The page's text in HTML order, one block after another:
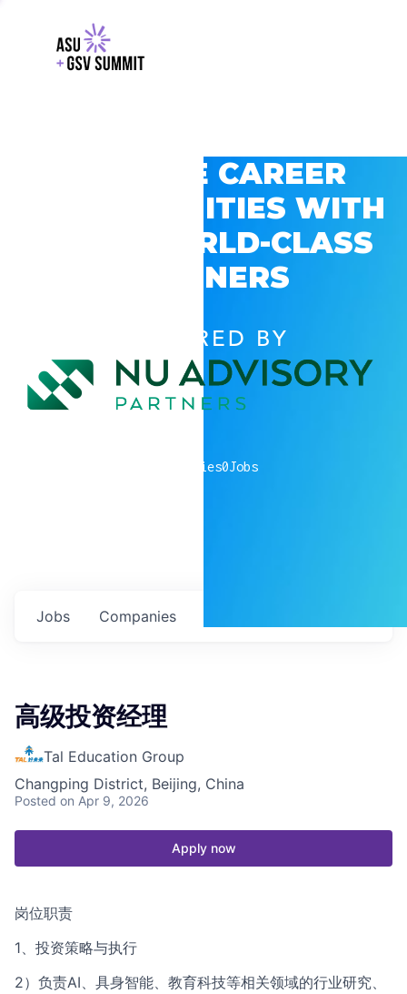
EXPLORE CAREER
OPPORTUNITIES WITH
GSV’S WORLD-CLASS
PARTNERS
POWERED BY
companies0Jobs
Jobs Companies
高级投资经理
Tal Education Group
Changping District, Beijing, China
Posted on Apr 9, 2026
Apply now
岗位职责
1、投资策略与执行
2）负责AI、具身智能、教育科技等相关领域的行业研究、